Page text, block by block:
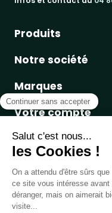
Produits
bancs publics
corbeilles de ville &
promos
tables pique-nique
embellissement urbain
jeux - loisirs sport
rangements &
Notre société
a propos
paiement sécurisé
conditions de livraison
Marques
jad groupe
procity®
mottez
Votre compte
informations
avoirs
Copyright 2019 - 2026
DIRECT